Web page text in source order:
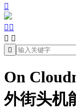

 
 

On
外街头机